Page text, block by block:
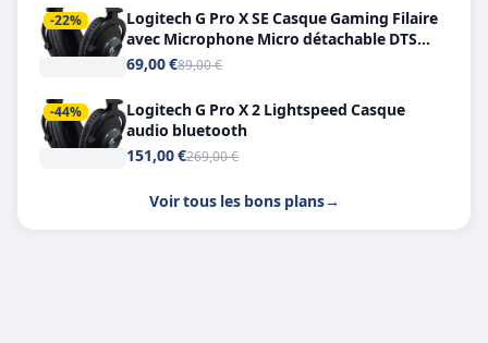
-22%
Logitech G Pro X SE Casque Gaming Filaire
avec Microphone Micro détachable DTS
Headphone X 7.1
69,00 €89,00 €
-44%
Logitech G Pro X 2 Lightspeed Casque
audio bluetooth
151,00 €269,00 €
Voir tous les bons plans→